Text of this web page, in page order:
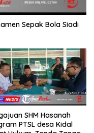
Sepak Bola Siadi
SHM Hasanah
PTSL desa Kidal